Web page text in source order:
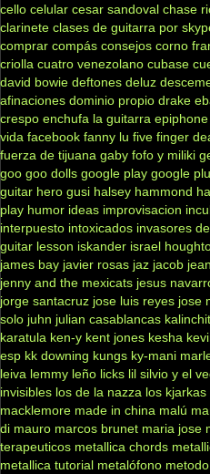
cello celular cesar sandoval chase
clarinete clases de guitarra por
comprar compás consejos corno
criolla cuatro venezolano cubase
david bowie deftones deluz
afinaciones dominio propio drake
crespo enchufa la guitarra epiphone
vida facebook fanny lu five finger
fuerza de tijuana gaby fofo y miliki
goo goo dolls google play google
guitar hero gusi halsey hammond
play humor ideas improvisacion
interpuesto intoxicados invasores
guitar lesson iskander israel
james bay javier rosas jaz jacob
jenny and the mexicats jesus
jorge santacruz jose luis reyes jose
solo juhn julian casablancas
karatula ken-y kent jones kesha
esp kk downing kungs ky-mani
leiva lemmy leño licks lil silvio y el
invisibles los de la nazza los kjarkas
macklemore made in china malú
di mauro marcos brunet maria jose
terapeuticos metallica chords
metallica tutorial metalófono